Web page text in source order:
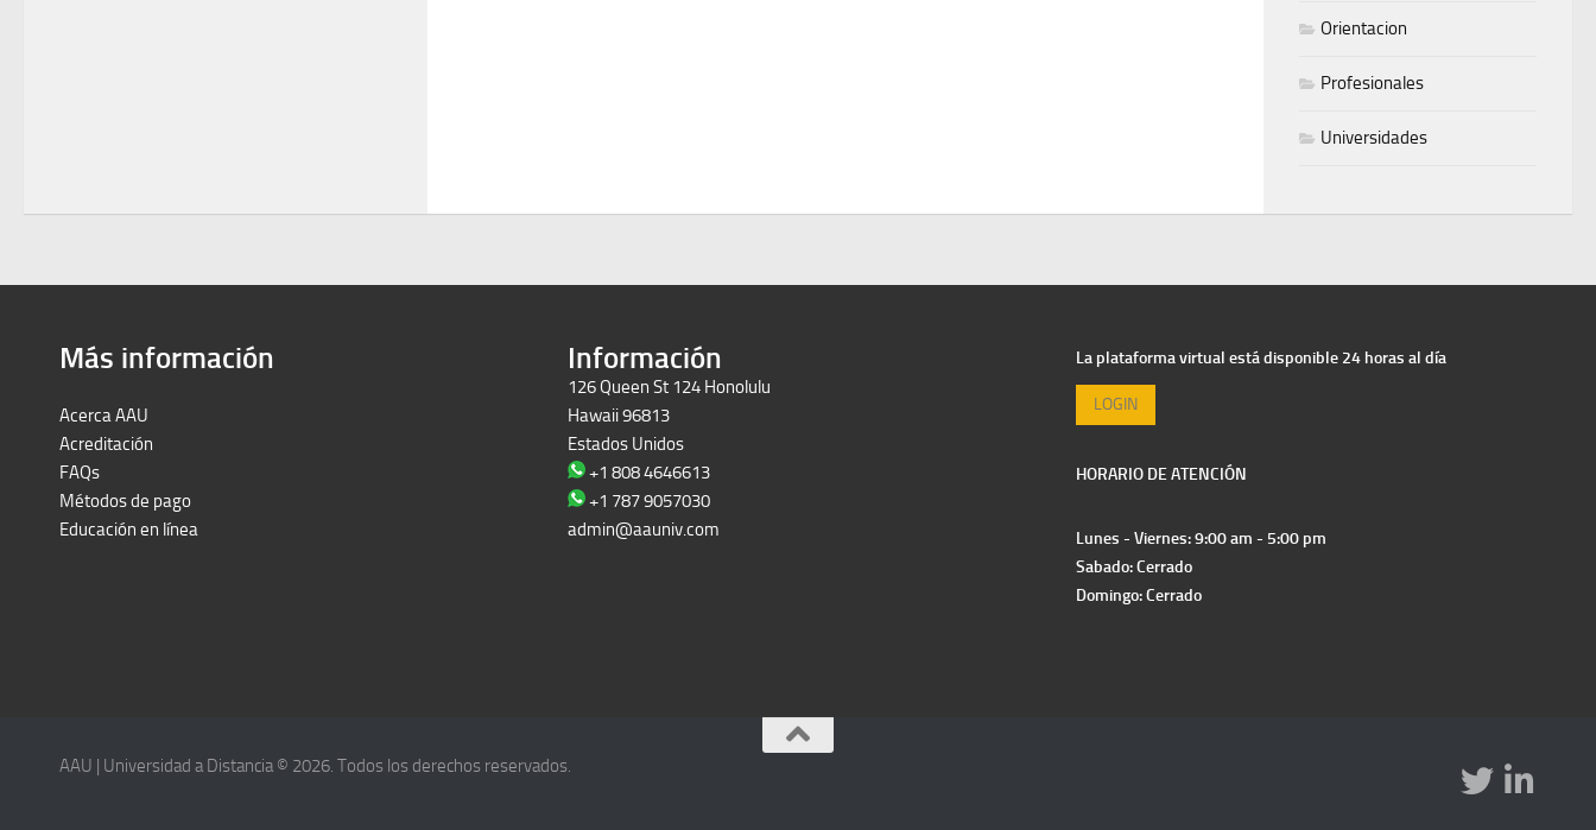
Orientacion
Profesionales
Universidades
Más información
Acerca AAU
Acreditación
FAQs
Métodos de pago
Educación en línea
Información
126 Queen St 124 Honolulu
Hawaii 96813
Estados Unidos
+1 808 4646613
+1 787 9057030
admin@aauniv.com
La plataforma virtual está disponible 24 horas al día
LOGIN
HORARIO DE ATENCIÓN
Lunes - Viernes: 9:00 am - 5:00 pm
Sabado: Cerrado
Domingo: Cerrado
AAU | Universidad a Distancia © 2026. Todos los derechos reservados.